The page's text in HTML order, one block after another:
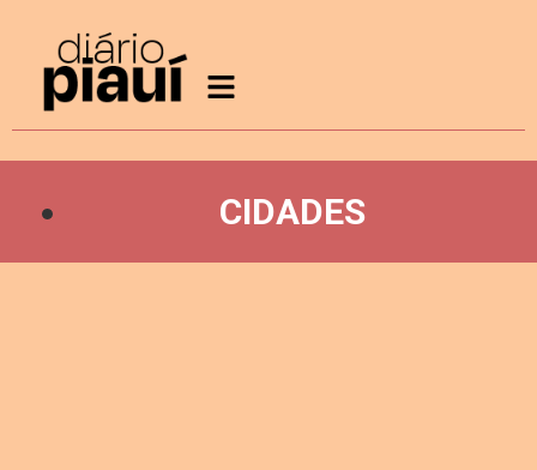
CIDADES